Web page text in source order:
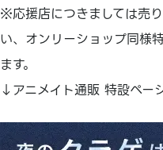
※応援店につきましては売
い、オンリーショップ同様
ます。
↓アニメイト通販 特設ペー